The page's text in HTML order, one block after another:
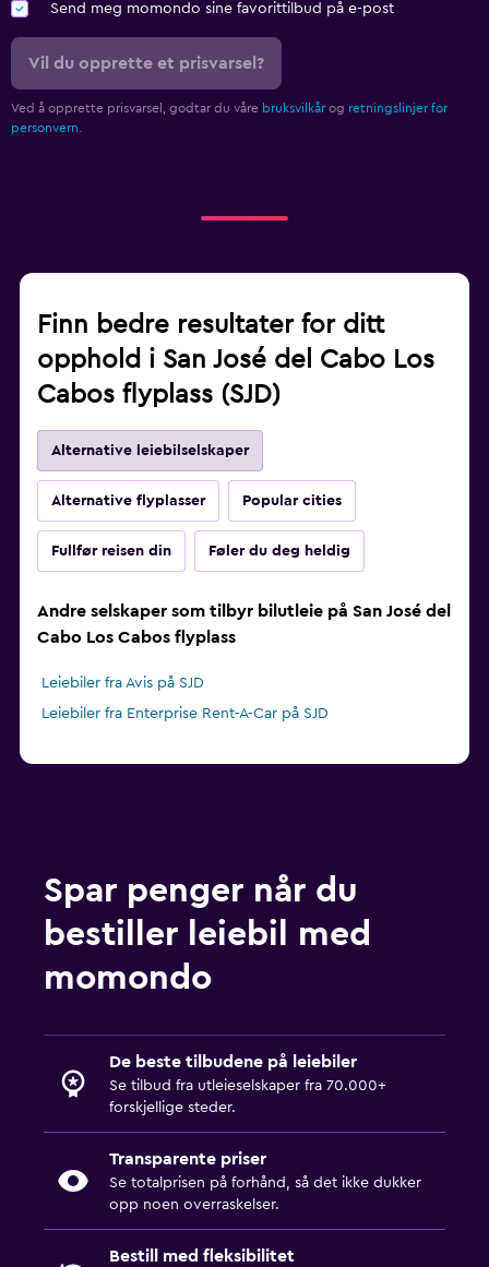
Send meg momondo sine favorittilbud på e-post
Vil du opprette et prisvarsel?
Ved å opprette prisvarsel, godtar du våre bruksvilkår og retningslinjer for
personvern.
Finn bedre resultater for ditt
opphold i San José del Cabo Los
Cabos flyplass (SJD)
Alternative leiebilselskaper
Alternative flyplasser Popular cities
Fullfør reisen din Føler du deg heldig
Andre selskaper som tilbyr bilutleie på San José del
Cabo Los Cabos flyplass
Leiebiler fra Avis på SJD
Leiebiler fra Enterprise Rent-A-Car på SJD
Spar penger når du
bestiller leiebil med
momondo
De beste tilbudene på leiebiler
Se tilbud fra utleieselskaper fra 70.000+
forskjellige steder.
Transparente priser
Se totalprisen på forhånd, så det ikke dukker
opp noen overraskelser.
Bestill med fleksibilitet